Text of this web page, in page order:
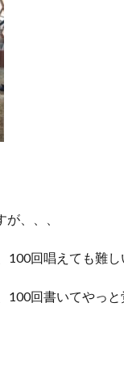
、、、
回唱えても難し
回書いてやっと